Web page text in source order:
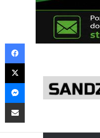
Facebook
X
Messenger
Pošalji preko E-Maila